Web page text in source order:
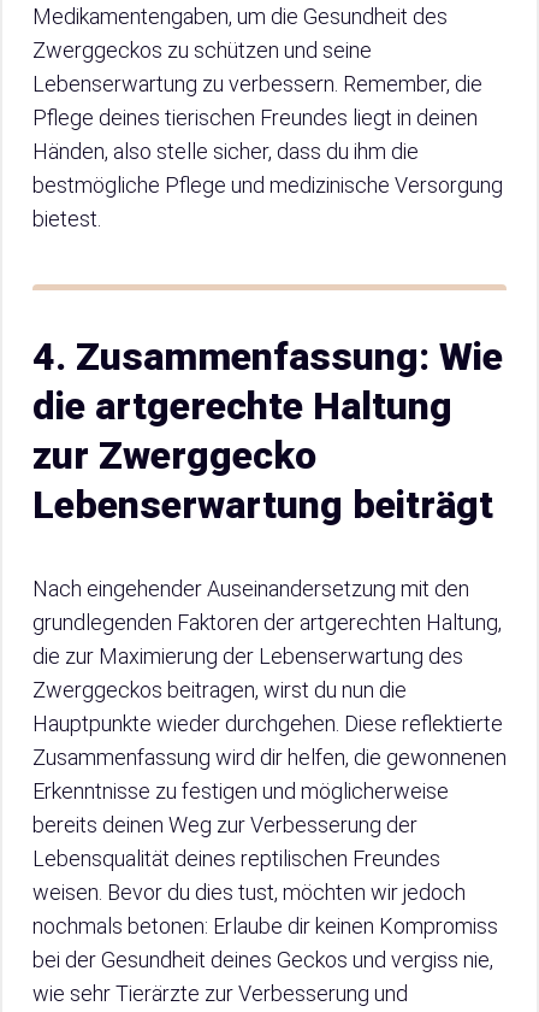
Medikamentengaben, um die Gesundheit des
Zwerggeckos zu schützen und seine
Lebenserwartung zu verbessern. Remember, die
Pflege deines tierischen Freundes liegt in deinen
Händen, also stelle sicher, dass du ihm die
bestmögliche Pflege und medizinische Versorgung
bietest.
4. Zusammenfassung: Wie
die artgerechte Haltung
zur Zwerggecko
Lebenserwartung beiträgt
Nach eingehender Auseinandersetzung mit den
grundlegenden Faktoren der artgerechten Haltung,
die zur Maximierung der Lebenserwartung des
Zwerggeckos beitragen, wirst du nun die
Hauptpunkte wieder durchgehen. Diese reflektierte
Zusammenfassung wird dir helfen, die gewonnenen
Erkenntnisse zu festigen und möglicherweise
bereits deinen Weg zur Verbesserung der
Lebensqualität deines reptilischen Freundes
weisen. Bevor du dies tust, möchten wir jedoch
nochmals betonen: Erlaube dir keinen Kompromiss
bei der Gesundheit deines Geckos und vergiss nie,
wie sehr Tierärzte zur Verbesserung und